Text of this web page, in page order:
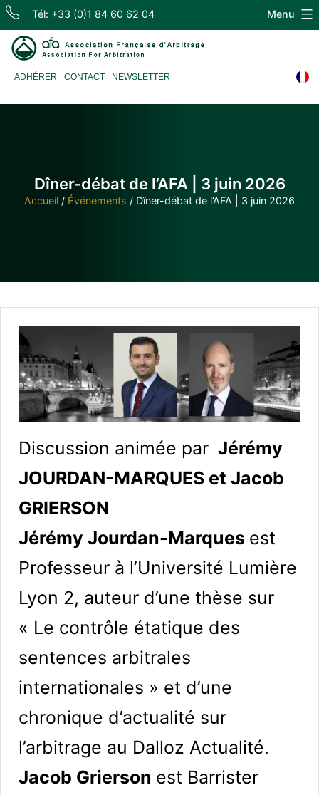
Skip
content
Tél: +33 (0)1 84 60 62 04
d'Arbitrage
ADHÉRER CONTACT NEWSLETTER
Menu
Dîner-débat de l’AFA | 3 juin 2026
Accueil / Événements / Dîner-débat de l’AFA | 3 juin 2026
Discussion animée par Jérémy
JOURDAN-MARQUES et Jacob
GRIERSON
Jérémy Jourdan-Marques est
Professeur à l’Université Lumière
Lyon 2, auteur d’une thèse sur
« Le contrôle étatique des
sentences arbitrales
internationales » et d’une
chronique d’actualité sur
l’arbitrage au Dalloz Actualité.
Jacob Grierson est Barrister